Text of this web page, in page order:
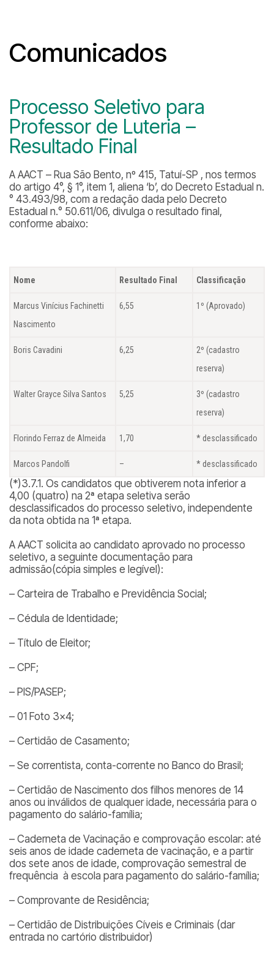
Comunicados
Processo Seletivo para
Professor de Luteria –
Resultado Final
A AACT – Rua São Bento, nº 415, Tatuí-SP , nos termos
do artigo 4°, § 1°, item 1, aliena ‘b’, do Decreto Estadual n.
° 43.493/98, com a redação dada pelo Decreto
Estadual n.° 50.611/06, divulga o resultado final,
conforme abaixo:
Nome Resultado Final Classificação
Marcus Vinícius Fachinetti
Nascimento
6,55 1º (Aprovado)
Boris Cavadini 6,25
2º (cadastro
reserva)
Walter Grayce Silva Santos 5,25
3º (cadastro
reserva)
Florindo Ferraz de Almeida 1,70 * desclassificado
Marcos Pandolfi – * desclassificado
(*)3.7.1. Os candidatos que obtiverem nota inferior a
4,00 (quatro) na 2ª etapa seletiva serão
desclassificados do processo seletivo, independente
da nota obtida na 1ª etapa.
A AACT solicita ao candidato aprovado no processo
seletivo, a seguinte documentação para
admissão(cópia simples e legível):
– Carteira de Trabalho e Previdência Social;
– Cédula de Identidade;
– Título de Eleitor;
– CPF;
– PIS/PASEP;
– 01 Foto 3×4;
– Certidão de Casamento;
– Se correntista, conta-corrente no Banco do Brasil;
– Certidão de Nascimento dos filhos menores de 14
anos ou inválidos de qualquer idade, necessária para o
pagamento do salário-família;
– Caderneta de Vacinação e comprovação escolar: até
seis anos de idade caderneta de vacinação, e a partir
dos sete anos de idade, comprovação semestral de
frequência à escola para pagamento do salário-família;
– Comprovante de Residência;
– Certidão de Distribuições Cíveis e Criminais (dar
entrada no cartório distribuidor)